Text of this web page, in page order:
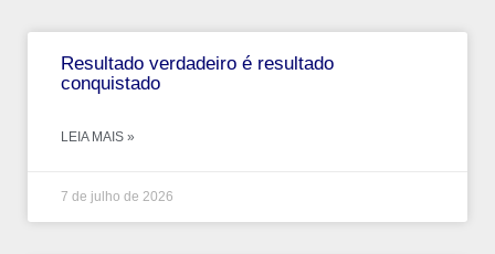
Resultado verdadeiro é resultado
conquistado
LEIA MAIS »
7 de julho de 2026